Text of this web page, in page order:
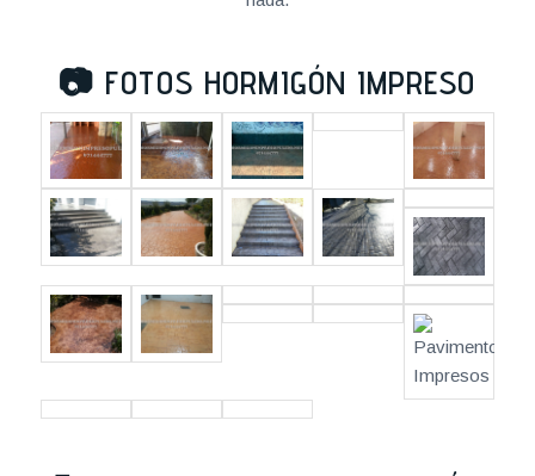
📷 FOTOS HORMIGÓN IMPRESO